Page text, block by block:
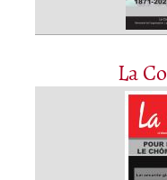
La